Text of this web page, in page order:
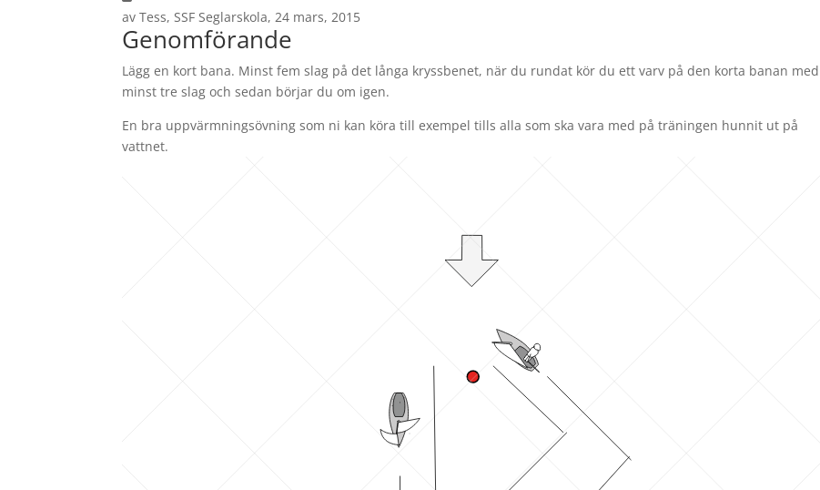
av Tess, SSF Seglarskola, 24 mars, 2015
Genomförande
Lägg en kort bana. Minst fem slag på det långa kryssbenet, när du rundat kör du ett varv på den korta banan med
minst tre slag och sedan börjar du om igen.
En bra uppvärmningsövning som ni kan köra till exempel tills alla som ska vara med på träningen hunnit ut på
vattnet.